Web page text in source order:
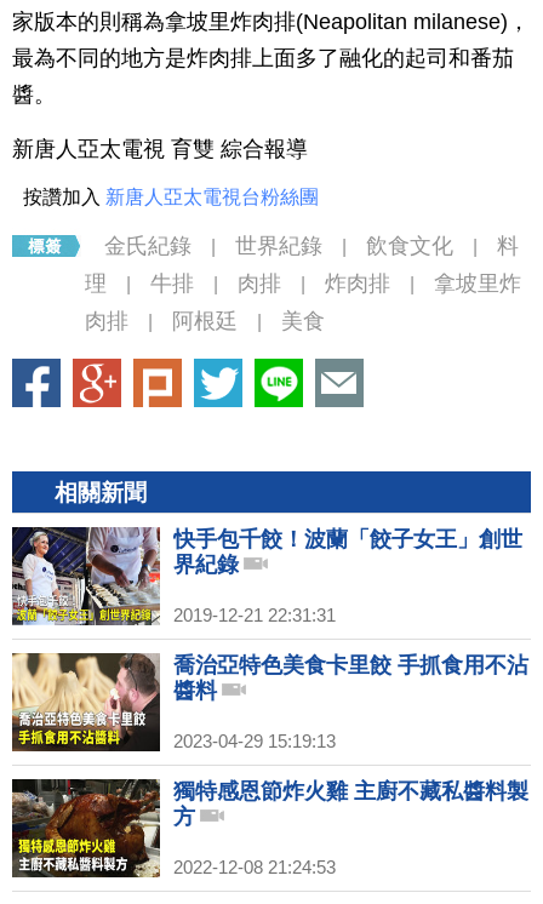
家版本的則稱為拿坡里炸肉排(Neapolitan milanese)，
最為不同的地方是炸肉排上面多了融化的起司和番茄
醬。
新唐人亞太電視 育雙 綜合報導
按讚加入 新唐人亞太電視台粉絲團
金氏紀錄 世界紀錄 飲食文化
料
理
牛排 肉排 炸肉排
拿坡里炸
肉排
阿根廷 美食
相關新聞
快手包千餃！波蘭「餃子女王」創世
界紀錄
2019-12-21 22:31:31
喬治亞特色美食卡里餃 手抓食用不沾
醬料
2023-04-29 15:19:13
獨特感恩節炸火雞 主廚不藏私醬料製
方
2022-12-08 21:24:53